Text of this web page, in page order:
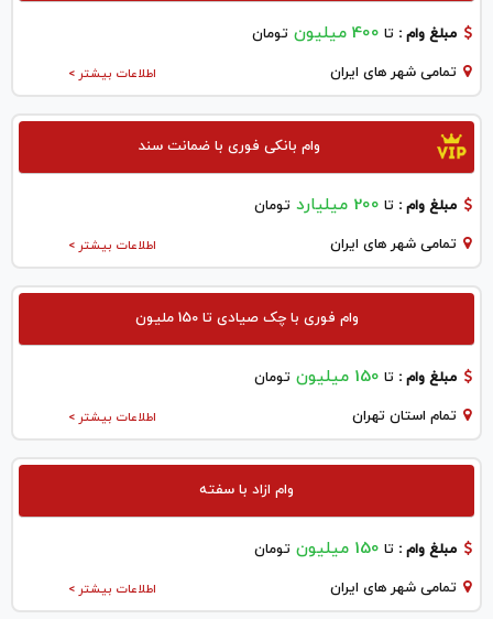
مبلغ وام : تا 400 میلیون تومان
اطلاعات بیشتر > تمامی شهر های ایران
وام بانکی فوری با ضمانت سند
مبلغ وام : تا 200 میلیارد تومان
اطلاعات بیشتر > تمامی شهر های ایران
وام فوری با چک صیادی تا 150 ملیون
مبلغ وام : تا 150 میلیون تومان
اطلاعات بیشتر > تمام استان تهران
وام ازاد با سفته
مبلغ وام : تا 150 میلیون تومان
اطلاعات بیشتر > تمامی شهر های ایران